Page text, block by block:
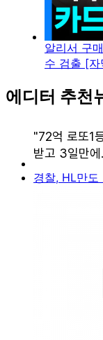
알리서 구
수 검출 [자
에디터 추천
경찰, HL만도